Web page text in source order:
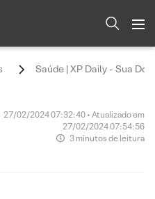
Saúde | XP Daily - Sua
27/02/2024 07:32:40 • Atualizado em
27/02/2024 07:54:56
3 minutos de leitura